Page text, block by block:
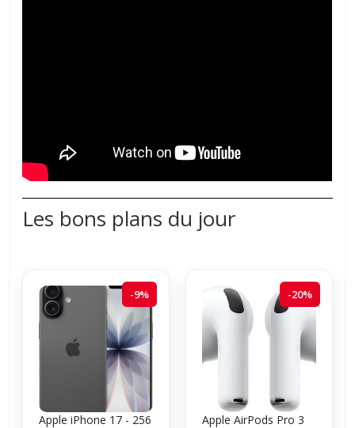
Les bons plans du jour
-9%
Apple iPhone 17 - 256
-20%
Apple AirPods Pro 3